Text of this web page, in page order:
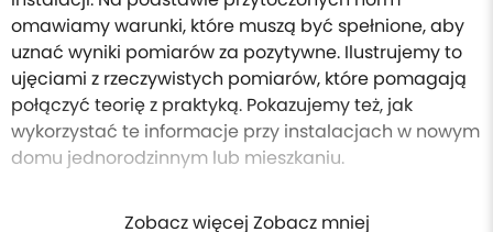
omawiamy warunki, które muszą być spełnione, aby
uznać wyniki pomiarów za pozytywne. Ilustrujemy to
ujęciami z rzeczywistych pomiarów, które pomagają
połączyć teorię z praktyką. Pokazujemy też, jak
wykorzystać te informacje przy instalacjach w nowym
domu jednorodzinnym lub mieszkaniu.
Zobacz więcej Zobacz mniej